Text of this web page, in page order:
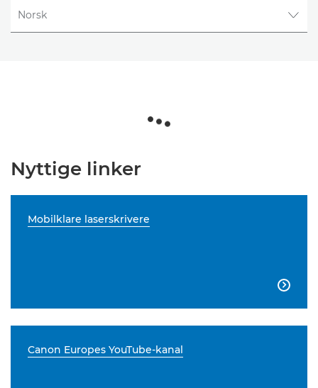
Nyttige linker
Mobilklare laserskrivere

Canon Europes YouTube-kanal